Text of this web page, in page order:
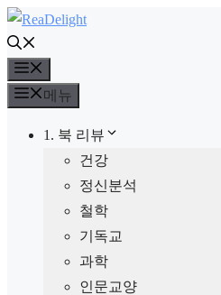
컨
텐
츠
로
뉴
메뉴
1. 북 리뷰
건강
정신분석
철학
기독교
과학
인문교양